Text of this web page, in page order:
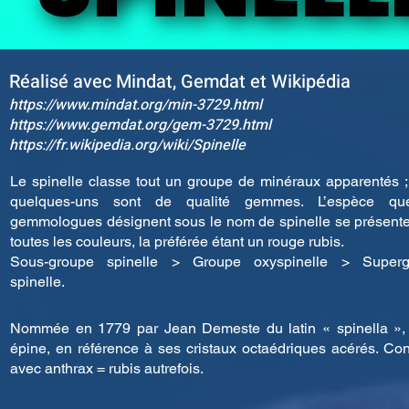
Réalisé avec Mindat, Gemdat et Wikipédia
https://www.mindat.org/min-3729.html
https://www.gemdat.org/gem-3729.html
https://fr.wikipedia.org/wiki/Spinelle
Le spinelle classe tout un groupe de minéraux apparentés
quelques-uns sont de qualité gemmes. L’espèce
gemmologues désignent sous le nom de spinelle se
toutes les couleurs, la préférée étant un rouge rubis.
Sous-groupe spinelle > Groupe oxyspinelle >
spinelle.
Nommée en 1779 par Jean Demeste du latin « spinella »,
épine, en référence à ses cristaux octaédriques acérés.
avec anthrax = rubis autrefois.